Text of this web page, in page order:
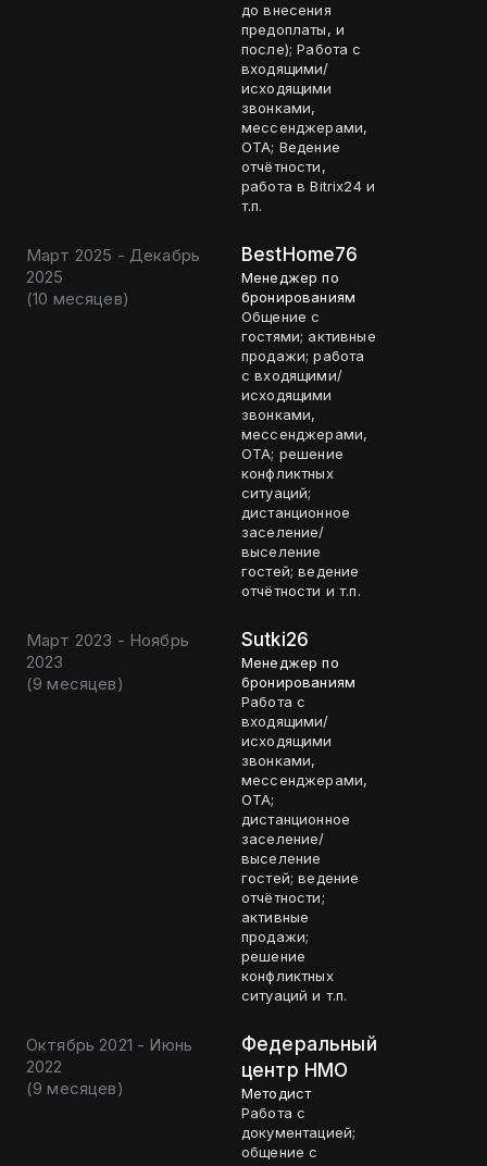
до внесения
предоплаты, и
после); Работа с
входящими/
исходящими
звонками,
мессенджерами,
ОТА; Ведение
отчётности,
работа в Bitrix24 и
т.п.
Март 2025 - Декабрь
2025
(10 месяцев)
BestHome76
Менеджер по
бронированиям
Общение с
гостями; активные
продажи; работа
с входящими/
исходящими
звонками,
мессенджерами,
ОТА; решение
конфликтных
ситуаций;
дистанционное
заселение/
выселение
гостей; ведение
отчётности и т.п.
Март 2023 - Ноябрь
2023
(9 месяцев)
Sutki26
Менеджер по
бронированиям
Работа с
входящими/
исходящими
звонками,
мессенджерами,
ОТА;
дистанционное
заселение/
выселение
гостей; ведение
отчётности;
активные
продажи;
решение
конфликтных
ситуаций и т.п.
Октябрь 2021 - Июнь
2022
(9 месяцев)
Федеральный
центр НМО
Методист
Работа с
документацией;
общение с